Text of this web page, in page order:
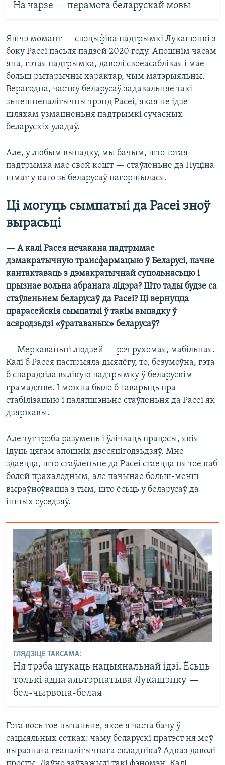
На чарзе — перамога беларускай мовы
Яшчэ момант — спэцыфіка падтрымкі Лукашэнкі з
боку Расеі пасьля падзей 2020 году. Апошнім часам
яна, гэтая падтрымка, даволі своеасаблівая і мае
больш рытарычны характар, чым матэрыяльны.
Верагодна, частку беларусаў задавальняе такі
зьнешнепалітычны трэнд Расеі, якая не ідзе
шляхам узмацненьня падтрымкі сучасных
беларускіх уладаў.
Але, у любым выпадку, мы бачым, што гэтая
падтрымка мае свой кошт — стаўленьне да Пуціна
шмат у каго зь беларусаў пагоршылася.
Ці могуць сымпатыі да Расеі зноў
вырасьці
— А калі Расея нечакана падтрымае
дэмакратычную трансфармацыю ў Беларусі, пачне
кантактаваць з дэмакратычнай супольнасьцю і
прызнае вольна абранага лідэра? Што тады будзе са
стаўленьнем беларусаў да Расеі? Ці вернуцца
прарасейскія сымпатыі ў такім выпадку ў
асяродзьдзі «ўратаваных» беларусаў?
— Меркаваньні людзей — рэч рухомая, мабільная.
Калі б Расея паспрыяла дыялёгу, то, безумоўна, гэта
б спарадзіла вялікую падтрымку ў беларускім
грамадзтве. І можна было б гаварыць пра
стабілізацыю і паляпшэньне стаўленьня да Расеі як
дзяржавы.
Але тут трэба разумець і ўлічваць працэсы, якія
ідуць цягам апошніх дзесяцігодзьдзяў. Мне
здаецца, што стаўленьне да Расеі стаецца ня тое каб
болей прахалодным, але пачынае больш-менш
выраўноўвацца з тым, што ёсьць у беларусаў да
іншых суседзяў.
ГЛЯДЗІЦЕ ТАКСАМА:
Ня трэба шукаць нацыянальнай ідэі. Ёсьць
толькі адна альтэрнатыва Лукашэнку —
бел-чырвона-белая
Гэта вось тое пытаньне, якое я часта бачу ў
сацыяльных сетках: чаму беларускі пратэст ня меў
выразнага геапалітычнага складніка? Адказ даволі